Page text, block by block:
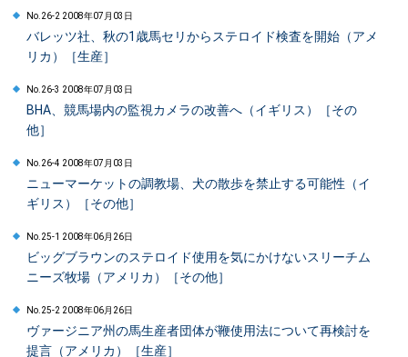
No.26-2 2008年07月03日
バレッツ社、秋の1歳馬セリからステロイド検査を開始（アメ
リカ）［生産］
No.26-3 2008年07月03日
BHA、競馬場内の監視カメラの改善へ（イギリス）［その
他］
No.26-4 2008年07月03日
ニューマーケットの調教場、犬の散歩を禁止する可能性（イ
ギリス）［その他］
No.25-1 2008年06月26日
ビッグブラウンのステロイド使用を気にかけないスリーチム
ニーズ牧場（アメリカ）［その他］
No.25-2 2008年06月26日
ヴァージニア州の馬生産者団体が鞭使用法について再検討を
提言（アメリカ）［生産］